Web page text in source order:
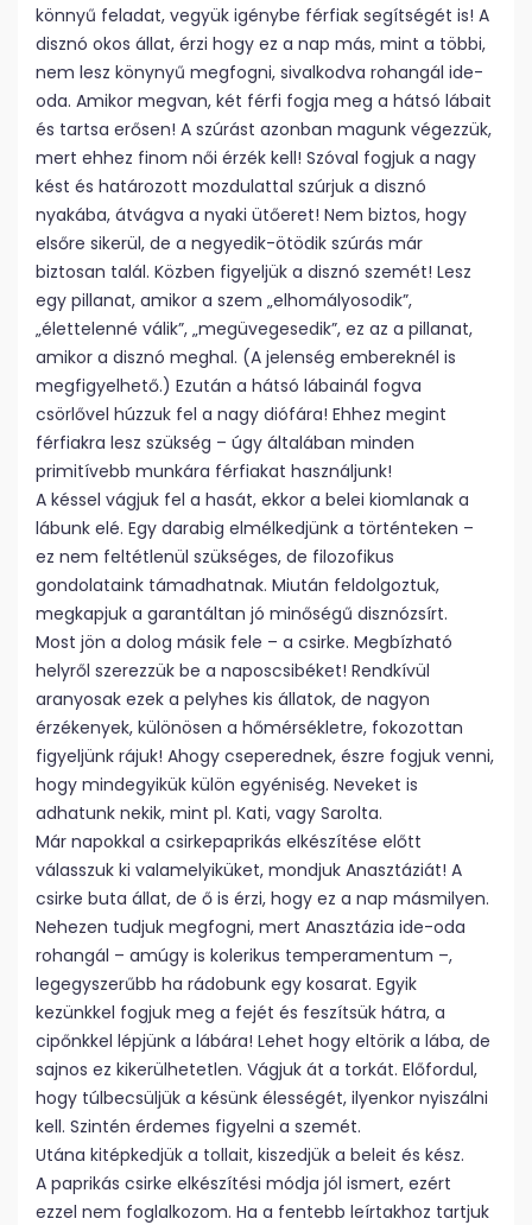
könnyű feladat, vegyük igénybe férfiak segítségét is! A
disznó okos állat, érzi hogy ez a nap más, mint a többi,
nem lesz könynyű megfogni, sivalkodva rohangál ide-
oda. Amikor megvan, két férfi fogja meg a hátsó lábait
és tartsa erősen! A szúrást azonban magunk végezzük,
mert ehhez finom női érzék kell! Szóval fogjuk a nagy
kést és határozott mozdulattal szúrjuk a disznó
nyakába, átvágva a nyaki ütőeret! Nem biztos, hogy
elsőre sikerül, de a negyedik-ötödik szúrás már
biztosan talál. Közben figyeljük a disznó szemét! Lesz
egy pillanat, amikor a szem „elhomályosodik”,
„élettelenné válik”, „megüvegesedik”, ez az a pillanat,
amikor a disznó meghal. (A jelenség embereknél is
megfigyelhető.) Ezután a hátsó lábainál fogva
csörlővel húzzuk fel a nagy diófára! Ehhez megint
férfiakra lesz szükség – úgy általában minden
primitívebb munkára férfiakat használjunk!
A késsel vágjuk fel a hasát, ekkor a belei kiomlanak a
lábunk elé. Egy darabig elmélkedjünk a történteken –
ez nem feltétlenül szükséges, de filozofikus
gondolataink támadhatnak. Miután feldolgoztuk,
megkapjuk a garantáltan jó minőségű disznózsírt.
Most jön a dolog másik fele – a csirke. Megbízható
helyről szerezzük be a naposcsibéket! Rendkívül
aranyosak ezek a pelyhes kis állatok, de nagyon
érzékenyek, különösen a hőmérsékletre, fokozottan
figyeljünk rájuk! Ahogy cseperednek, észre fogjuk venni,
hogy mindegyikük külön egyéniség. Neveket is
adhatunk nekik, mint pl. Kati, vagy Sarolta.
Már napokkal a csirkepaprikás elkészítése előtt
válasszuk ki valamelyiküket, mondjuk Anasztáziát! A
csirke buta állat, de ő is érzi, hogy ez a nap másmilyen.
Nehezen tudjuk megfogni, mert Anasztázia ide-oda
rohangál – amúgy is kolerikus temperamentum –,
legegyszerűbb ha rádobunk egy kosarat. Egyik
kezünkkel fogjuk meg a fejét és feszítsük hátra, a
cipőnkkel lépjünk a lábára! Lehet hogy eltörik a lába, de
sajnos ez kikerülhetetlen. Vágjuk át a torkát. Előfordul,
hogy túlbecsüljük a késünk élességét, ilyenkor nyiszálni
kell. Szintén érdemes figyelni a szemét.
Utána kitépkedjük a tollait, kiszedjük a beleit és kész.
A paprikás csirke elkészítési módja jól ismert, ezért
ezzel nem foglalkozom. Ha a fentebb leírtakhoz tartjuk